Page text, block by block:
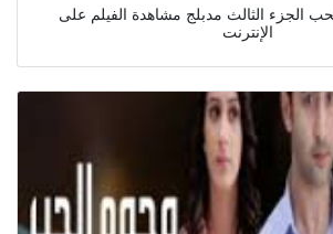
الجزء الثالث مدبلج مشاهدة الفيلم على
الإنترنت